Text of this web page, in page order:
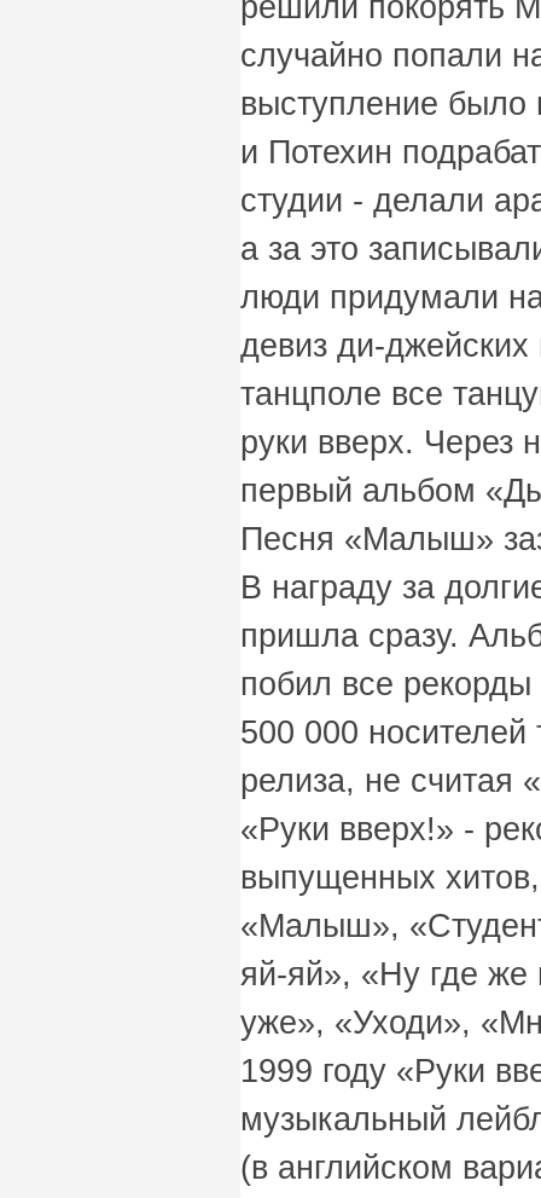
случайно попали
выступление
и Потехин
студии - делали
а за это
люди придумали
девиз ди-
танцполе все
руки вверх. Через
первый альбом
Песня «Малыш»
В награду за
пришла сразу.
побил все
500 000 носителей
релиза, не считая
«Руки вверх!» -
выпущенных
«Малыш»,
яй-яй», «Ну где
уже», «Уходи»,
1999 году «Руки
музыкальный
(в английском